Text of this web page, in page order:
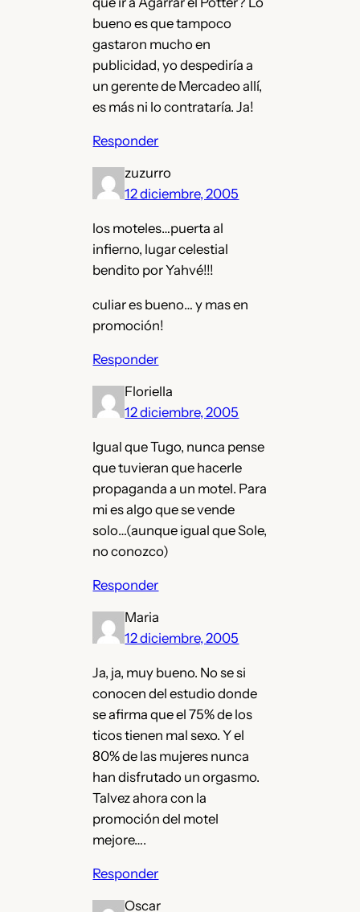
bueno es que tampoco
gastaron mucho en
publicidad, yo despediría a
un gerente de Mercadeo allí,
es más ni lo contrataría. Ja!
Responder
zuzurro
12 diciembre, 2005
los moteles…puerta al
infierno, lugar celestial
bendito por Yahvé!!!
culiar es bueno… y mas en
promoción!
Responder
Floriella
12 diciembre, 2005
Igual que Tugo, nunca pense
que tuvieran que hacerle
propaganda a un motel. Para
mi es algo que se vende
solo…(aunque igual que Sole,
no conozco)
Responder
Maria
12 diciembre, 2005
Ja, ja, muy bueno. No se si
conocen del estudio donde
se afirma que el 75% de los
ticos tienen mal sexo. Y el
80% de las mujeres nunca
han disfrutado un orgasmo.
Talvez ahora con la
promoción del motel
mejore….
Responder
Oscar